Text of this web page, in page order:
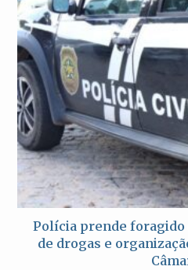
Polícia prende
de drogas e